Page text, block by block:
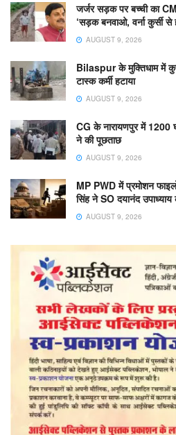
जर्जर सड़क पर बच्ची का
‘सड़क बनवाओ, वर्ना कुर्सी से
AUGUST 9, 2026
Bilaspur के मुक्तिधाम में
टास्क कर्मी हटाया
AUGUST 9, 2026
CG के नारायणपुर में 1200
ने की पूछताछ
AUGUST 9, 2026
MP PWD में प्रमोशन
सिंह ने SO दयानंद उपाध्याय
AUGUST 9, 2026